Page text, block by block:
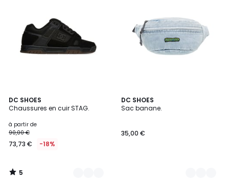
DC SHOES
Chaussures en cuir STAG.
à partir de
90,00 €
73,73 € -18%
5
/
10
Couleurs
5
/
DC SHOES
Sac banane.
35,00 €
2
Couleurs